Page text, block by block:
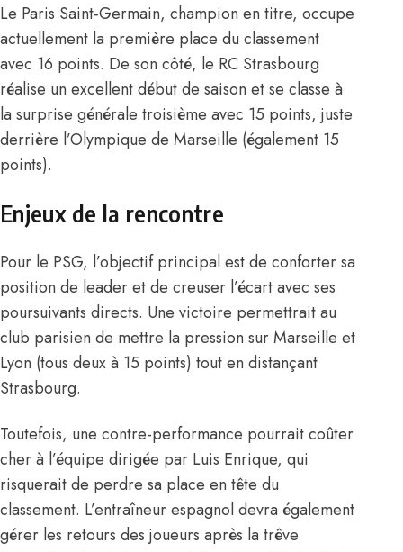
Le Paris Saint-Germain, champion en titre, occupe
actuellement la première place du classement
avec 16 points. De son côté, le RC Strasbourg
réalise un excellent début de saison et se classe à
la surprise générale troisième avec 15 points, juste
derrière l’Olympique de Marseille (également 15
points).
Enjeux de la rencontre
Pour le PSG, l’objectif principal est de conforter sa
position de leader et de creuser l’écart avec ses
poursuivants directs. Une victoire permettrait au
club parisien de mettre la pression sur Marseille et
Lyon (tous deux à 15 points) tout en distançant
Strasbourg.
Toutefois, une contre-performance pourrait coûter
cher à l’équipe dirigée par Luis Enrique, qui
risquerait de perdre sa place en tête du
classement. L’entraîneur espagnol devra également
gérer les retours des joueurs après la trêve